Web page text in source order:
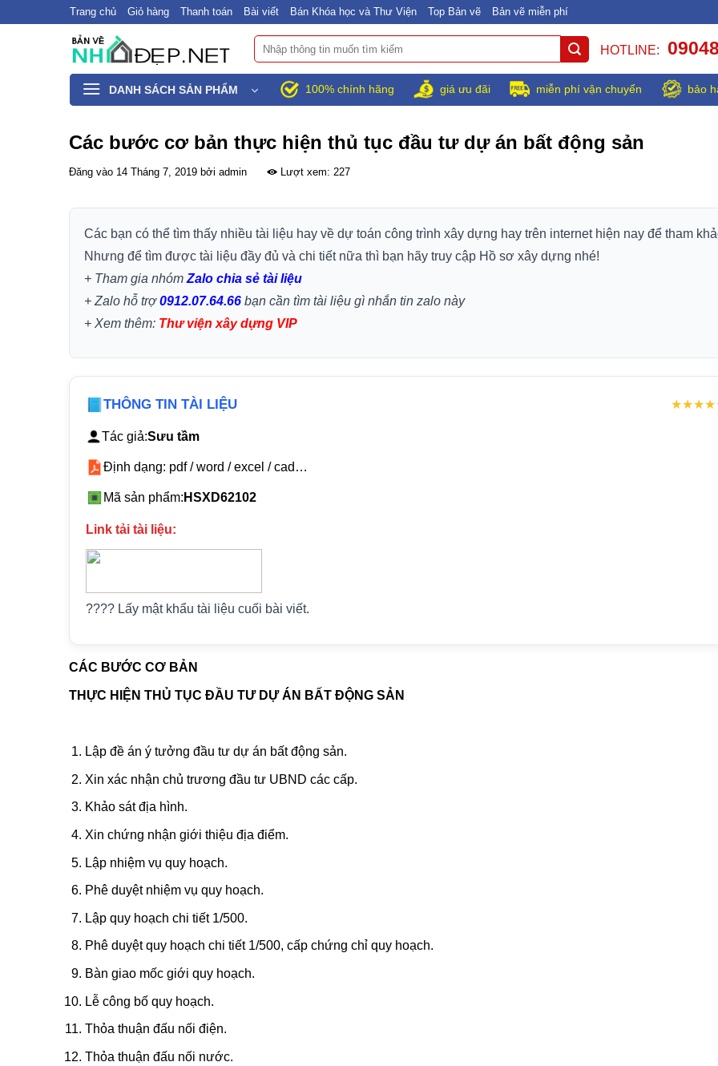
Trang chủ Giỏ hàng Thanh toán Bài viết Bán Khóa học và Thư Viện Top Bản vẽ Bản vẽ miễn phí
Tìm
kiếm:
HOTLINE:
DANH SÁCH SẢN PHẨM 100% chính hãng giá ưu đãi miễn phí vận chuyển bảo
Các bước cơ bản thực hiện thủ tục đầu tư dự án bất động sản
Đăng vào 14 Tháng 7, 2019 bởi admin Lượt xem: 227
Các bạn có thể tìm thấy nhiều tài liệu hay về dự toán công trình xây dựng hay trên internet hiện nay để tham
Nhưng để tìm được tài liệu đầy đủ và chi tiết nữa thì bạn hãy truy cập Hồ sơ xây dựng nhé!
+ Tham gia nhóm Zalo chia sẻ tài liệu
+ Zalo hỗ trợ0912.07.64.66bạn cần tìm tài liệu gì nhắn tin zalo này
+ Xem thêm: Thư viện xây dựng VIP
THÔNG TIN TÀI LIỆU
Tác giả:Sưu tầm
Định dạng: pdf / word / excel / cad…
Mã sản phẩm: HSXD62102
Link tải tài liệu:
???? Lấy mật khẩu tài liệu cuối bài viết.
CÁC BƯỚC CƠ BẢN
THỰC HIỆN THỦ TỤC ĐẦU TƯ DỰ ÁN BẤT ĐỘNG SẢN
Lập đề án ý tưởng đầu tư dự án bất động sản.
Xin xác nhận chủ trương đầu tư UBND các cấp.
Khảo sát địa hình.
Xin chứng nhận giới thiệu địa điểm.
Lập nhiệm vụ quy hoạch.
Phê duyệt nhiệm vụ quy hoạch.
Lập quy hoạch chi tiết 1/500.
Phê duyệt quy hoạch chi tiết 1/500, cấp chứng chỉ quy hoạch.
Bàn giao mốc giới quy hoạch.
Lễ công bố quy hoạch.
Thỏa thuận đấu nối điện.
Thỏa thuận đấu nối nước.